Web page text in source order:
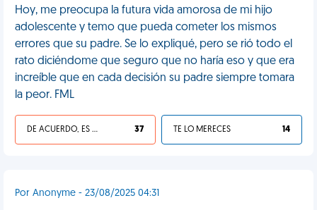
Hoy, me preocupa la futura vida amorosa de mi hijo
adolescente y temo que pueda cometer los mismos
errores que su padre. Se lo expliqué, pero se rió todo el
rato diciéndome que seguro que no haría eso y que era
increíble que en cada decisión su padre siempre tomara
la peor. FML
DE ACUERDO, ES UNA VIDA HP 37 TE LO MERECES 14
Por Anonyme - 23/08/2025 04:31